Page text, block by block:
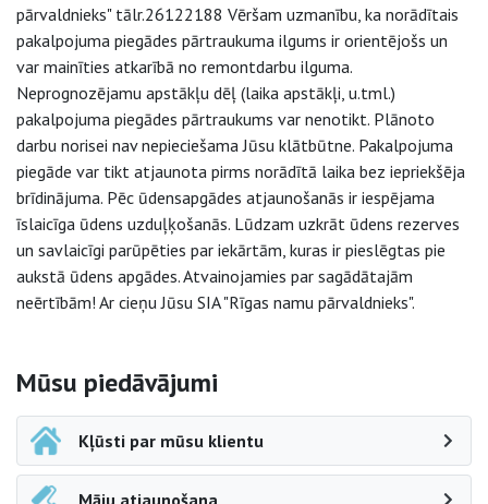
pārvaldnieks" tālr.26122188 Vēršam uzmanību, ka norādītais
pakalpojuma piegādes pārtraukuma ilgums ir orientējošs un
var mainīties atkarībā no remontdarbu ilguma.
Neprognozējamu apstākļu dēļ (laika apstākļi, u.tml.)
pakalpojuma piegādes pārtraukums var nenotikt. Plānoto
darbu norisei nav nepieciešama Jūsu klātbūtne. Pakalpojuma
piegāde var tikt atjaunota pirms norādītā laika bez iepriekšēja
brīdinājuma. Pēc ūdensapgādes atjaunošanās ir iespējama
īslaicīga ūdens uzduļķošanās. Lūdzam uzkrāt ūdens rezerves
un savlaicīgi parūpēties par iekārtām, kuras ir pieslēgtas pie
aukstā ūdens apgādes. Atvainojamies par sagādātajām
neērtībām! Ar cieņu Jūsu SIA "Rīgas namu pārvaldnieks".
Sāna navigācija
Mūsu piedāvājumi
Kļūsti par mūsu klientu
Māju atjaunošana